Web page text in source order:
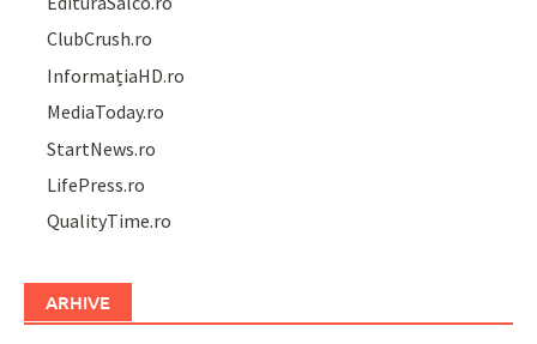
ClubCrush.ro
InformațiaHD.ro
MediaToday.ro
StartNews.ro
LifePress.ro
QualityTime.ro
ARHIVE